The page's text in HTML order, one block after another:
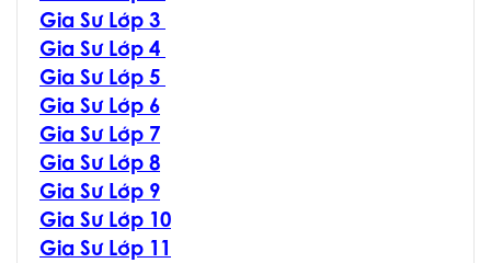
Gia Sư Lớp 3
Gia Sư Lớp 4
Gia Sư Lớp 5
Gia Sư Lớp 6
Gia Sư Lớp 7
Gia Sư Lớp 8
Gia Sư Lớp 9
Gia Sư Lớp 10
Gia Sư Lớp 11